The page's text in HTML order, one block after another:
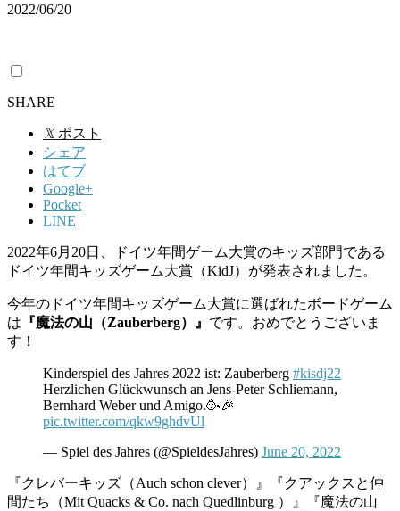
2022/06/20
SHARE
𝕏 ポスト
シェア
はてブ
Google+
Pocket
LINE
2022年6月 20日、ドイツ年間ゲーム大賞のキッズ部門である
ドイツ年間キッズゲーム大賞（KidJ）が発表されました。
今年のドイツ年間キッズゲーム大賞に選ばれたボードゲーム
は 『魔法の山（Zauberberg）』 です。おめでとうございま
す！
Kinderspiel des Jahres 2022 ist: Zauberberg #kisdj22
Herzlichen Glückwunsch an Jens-Peter Schliemann,
Bernhard Weber und Amigo.🥳🎉
pic.twitter.com/qkw9ghdvUl
— Spiel des Jahres (@SpieldesJahres) June 20, 2022
『クレバーキッズ（Auch schon clever）』『クアックスと仲
間たち（Mit Quacks & Co. nach Quedlinburg ）』『魔法の山